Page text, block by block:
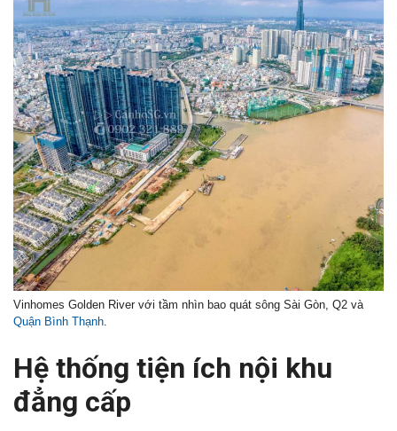
Vinhomes Golden River với tầm nhìn bao quát sông Sài Gòn, Q2 và
Quận Bình Thạnh
Hệ thống tiện ích nội khu
đẳng cấp